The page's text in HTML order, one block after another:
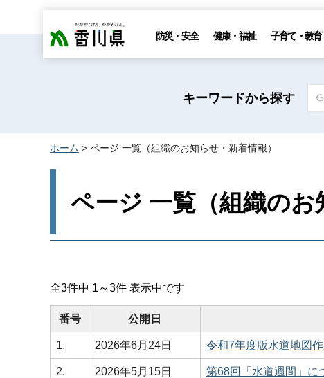
香川県 防災・安全 健康・福祉 子育て・教育
キーワードから探す
ホーム > ページ 一覧（組織のお知らせ・新着情報）
ページ 一覧（組織のお
全3件中 1～3件 表示中です
番号 公開日
1. 2026年6月24日 令和7年度版水道地図
2. 2026年5月15日 第68回「水道週間」に